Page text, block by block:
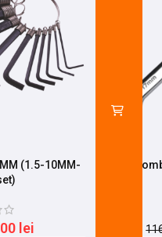
(1.5-10MM-
lei
Cheie